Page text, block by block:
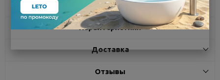
Описание
Характеристики
Доставка
Отзывы